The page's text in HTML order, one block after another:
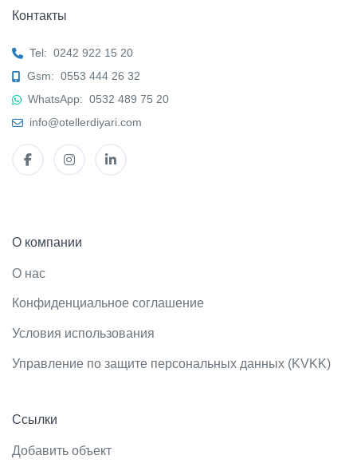
Контакты
Tel: 0242 922 15 20
Gsm: 0553 444 26 32
WhatsApp: 0532 489 75 20
info@otellerdiyari.com
О компании
О нас
Конфиденциальное соглашение
Условия использования
Управление по защите персональных данных (KVKK)
Ссылки
Добавить объект